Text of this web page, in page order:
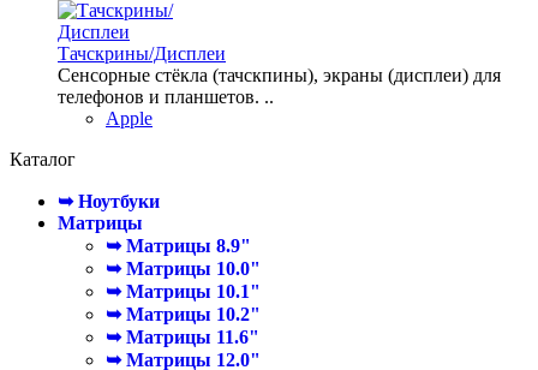
Тачскрины/Дисплеи
Сенсорные стёкла (тачскпины), экраны (дисплеи) для
телефонов и планшетов. ..
Apple
Каталог
➥ Ноутбуки
Матрицы
➥ Матрицы 8.9"
➥ Матрицы 10.0"
➥ Матрицы 10.1"
➥ Матрицы 10.2"
➥ Матрицы 11.6"
➥ Матрицы 12.0"